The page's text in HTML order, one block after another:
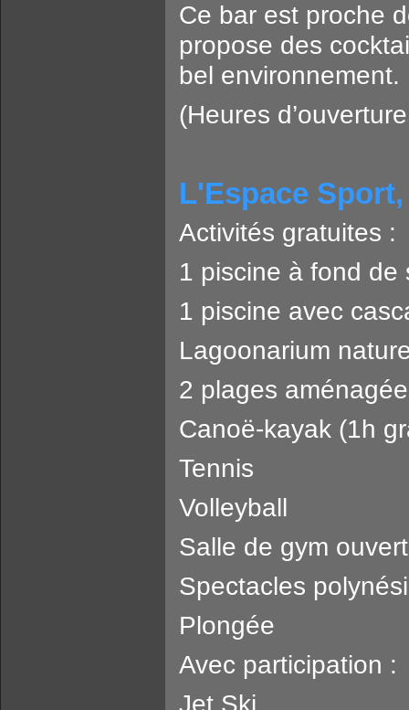
Ce bar est proche
propose des
bel environnement.
(Heures
L'Espace
Activités gratuites :
1 piscine à fond de
1 piscine avec
Lagoonarium
2 plages
Canoë-kayak (1h
Tennis
Volleyball
Salle de gym
Spectacles
Plongée
Avec participation :
Jet Ski